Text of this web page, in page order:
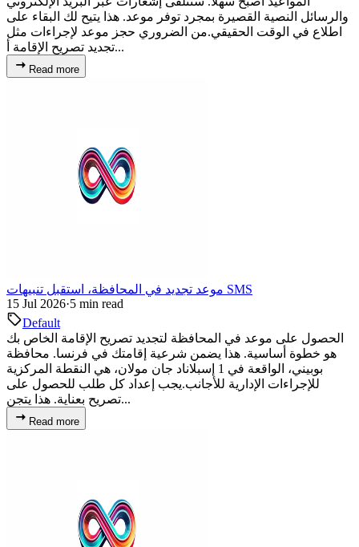
والرسائل النصية القصيرة بمجرد توفر موعد. هذا يتيح لك البقاء على
اطلاع في الوقت الحقيقي.من الضروري حجز موعد لإجراءات مثل
تجديد تصريح الإقامة أ...
Read more
موعد تجديد في المحافظة، استقبل تنبيهات SMS
15 Jul 2026·5 min read
Default
الحصول على موعد في المحافظة لتجديد تصريح الإقامة الخاص بك
هو خطوة أساسية. هذا يضمن شرعية إقامتك في فرنسا. محافظة
بوبيني، الواقعة في 1 إسبلاناد جان مولان، هي النقطة المركزية
للإجراءات الإدارية للأجانب.يجب إعداد كل طلب للحصول على
تصريح بعناية. هذا يتجن...
Read more